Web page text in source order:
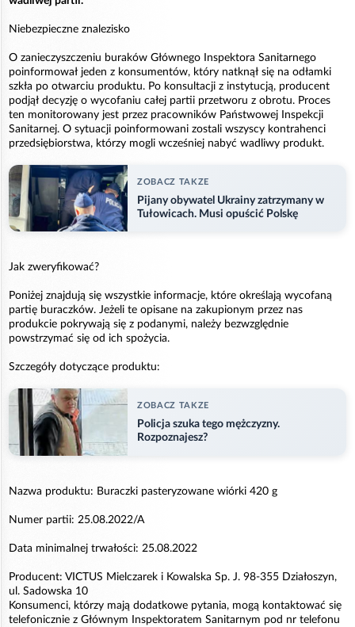
Niebezpieczne znalezisko
O zanieczyszczeniu buraków Głównego Inspektora Sanitarnego
poinformował jeden z konsumentów, który natknął się na odłamki
szkła po otwarciu produktu. Po konsultacji z instytucją, producent
podjął decyzję o wycofaniu całej partii przetworu z obrotu. Proces
ten monitorowany jest przez pracowników Państwowej Inspekcji
Sanitarnej. O sytuacji poinformowani zostali wszyscy kontrahenci
przedsiębiorstwa, którzy mogli wcześniej nabyć wadliwy produkt.
ZOBACZ TAKZE
Pijany obywatel Ukrainy zatrzymany w
Tułowicach. Musi opuścić Polskę
Jak zweryfikować?
Poniżej znajdują się wszystkie informacje, które określają wycofaną
partię buraczków. Jeżeli te opisane na zakupionym przez nas
produkcie pokrywają się z podanymi, należy bezwzględnie
powstrzymać się od ich spożycia.
Szczegóły dotyczące produktu:
ZOBACZ TAKZE
Policja szuka tego mężczyzny.
Rozpoznajesz?
Nazwa produktu: Buraczki pasteryzowane wiórki 420 g
Numer partii: 25.08.2022/A
Data minimalnej trwałości: 25.08.2022
Producent: VICTUS Mielczarek i Kowalska Sp. J. 98-355 Działoszyn,
ul. Sadowska 10
Konsumenci, którzy mają dodatkowe pytania, mogą kontaktować się
telefonicznie z Głównym Inspektoratem Sanitarnym pod nr telefonu